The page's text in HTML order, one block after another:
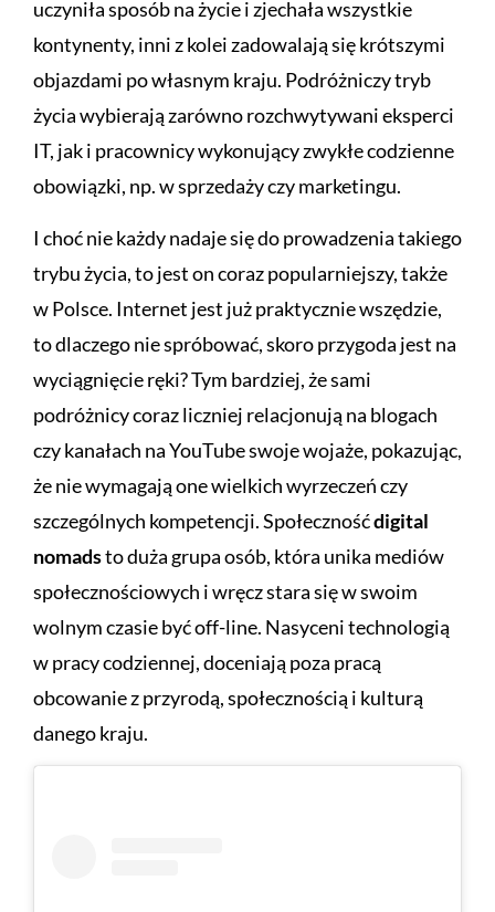
uczyniła sposób na życie i zjechała wszystkie
kontynenty, inni z kolei zadowalają się krótszymi
objazdami po własnym kraju. Podróżniczy tryb
życia wybierają zarówno rozchwytywani eksperci
IT, jak i pracownicy wykonujący zwykłe codzienne
obowiązki, np. w sprzedaży czy marketingu.
I choć nie każdy nadaje się do prowadzenia takiego
trybu życia, to jest on coraz popularniejszy, także
w Polsce. Internet jest już praktycznie wszędzie,
to dlaczego nie spróbować, skoro przygoda jest na
wyciągnięcie ręki? Tym bardziej, że sami
podróżnicy coraz liczniej relacjonują na blogach
czy kanałach na YouTube swoje wojaże, pokazując,
że nie wymagają one wielkich wyrzeczeń czy
szczególnych kompetencji. Społecznośćdigital
nomadsto duża grupa osób, która unika mediów
społecznościowych i wręcz stara się w swoim
wolnym czasie być off-line. Nasyceni technologią
w pracy codziennej, doceniają poza pracą
obcowanie z przyrodą, społecznością i kulturą
danego kraju.